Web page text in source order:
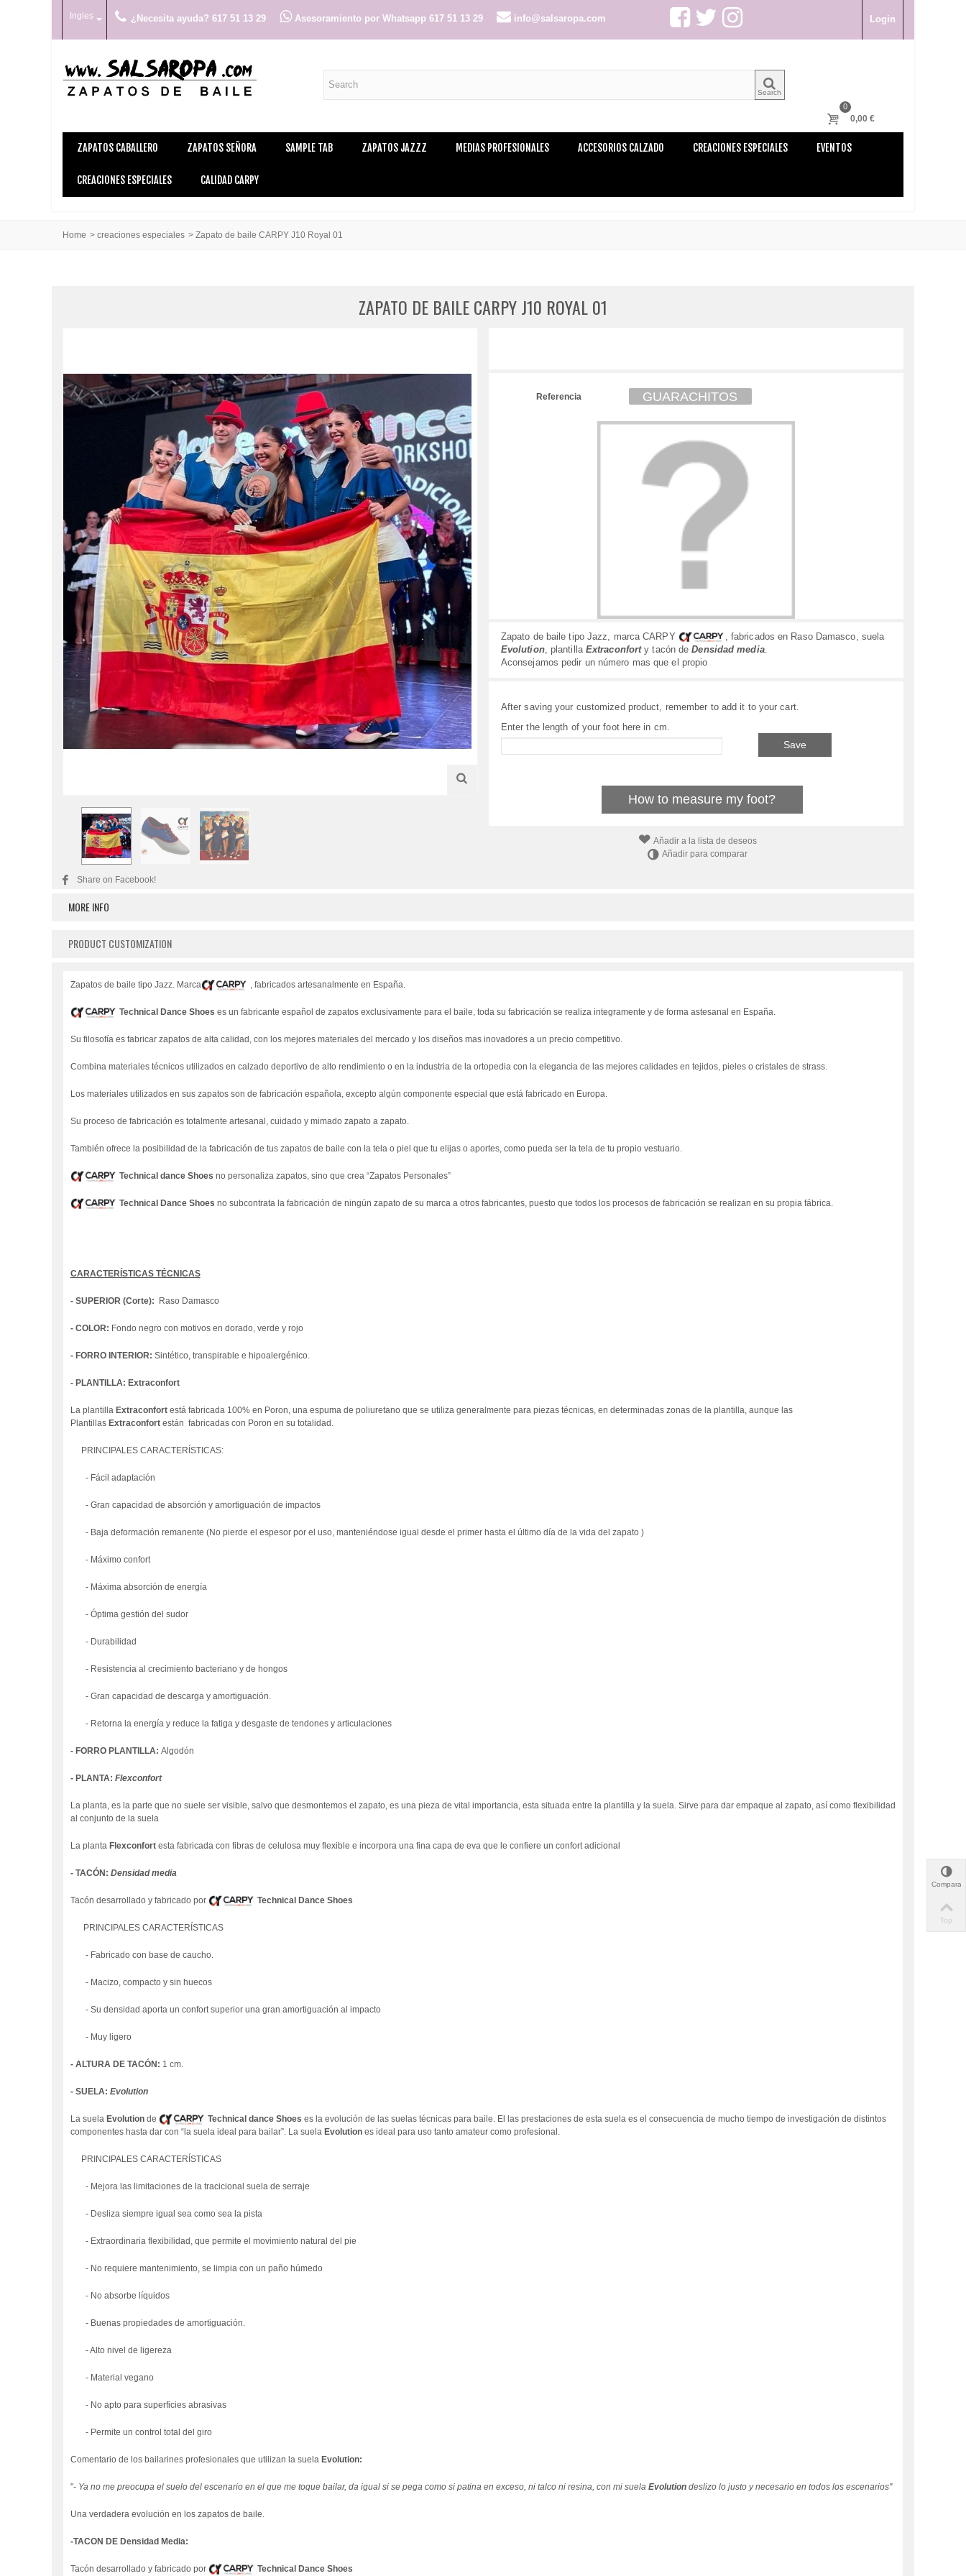
Ingles ¿Necesita ayuda? 617 51 13 29 Asesoramiento por Whatsapp 617 51 13 29 info@salsaropa.com Login
0
0,00 €
Search
ZAPATOS CABALLERO ZAPATOS SEÑORA SAMPLE TAB ZAPATOS JAZZZ MEDIAS PROFESIONALES ACCESORIOS CALZADO CREACIONES ESPECIALES EVENTOS
CREACIONES ESPECIALES CALIDAD CARPY
Home > creaciones especiales > Zapato de baile CARPY J10 Royal 01
ZAPATO DE BAILE CARPY J10 ROYAL 01
Share on Facebook!
Referencia GUARACHITOS
Zapato de baile tipo Jazz, marca CARPY
, fabricados en Raso Damasco, suela
Evolution, plantillaExtraconfort y tacón deDensidad media.
Aconsejamos pedir un número mas que el propio
After saving your customized product, remember to add it to your cart.
Enter the length of your foot here in cm.
Save
How to measure my foot?
Añadir a la lista de deseos
Añadir para comparar
MORE INFO
PRODUCT CUSTOMIZATION
Zapatos de baile tipo Jazz. Marca , fabricados artesanalmente en España.
Technical Dance Shoes es un fabricante español de zapatos exclusivamente para el baile, toda su fabricación se realiza integramente y de forma astesanal en España.
Su filosofía es fabricar zapatos de alta calidad, con los mejores materiales del mercado y los diseños mas inovadores a un precio competitivo.
Combina materiales técnicos utilizados en calzado deportivo de alto rendimiento o en la industria de la ortopedia con la elegancia de las mejores calidades en tejidos, pieles o cristales de strass.
Los materiales utilizados en sus zapatos son de fabricación española, excepto algún componente especial que está fabricado en Europa.
Su proceso de fabricación es totalmente artesanal, cuidado y mimado zapato a zapato.
También ofrece la posibilidad de la fabricación de tus zapatos de baile con la tela o piel que tu elijas o aportes, como pueda ser la tela de tu propio vestuario.
Technical dance Shoes no personaliza zapatos, sino que crea “Zapatos Personales”
Technical Dance Shoes no subcontrata la fabricación de ningún zapato de su marca a otros fabricantes, puesto que todos los procesos de fabricación se realizan en su propia fábrica.
CARACTERÍSTICAS TÉCNICAS
- SUPERIOR (Corte): Raso Damasco
- COLOR: Fondo negro con motivos en dorado, verde y rojo
- FORRO INTERIOR: Sintético, transpirable e hipoalergénico.
- PLANTILLA: Extraconfort
La plantilla Extraconfortestá fabricada 100% en Poron, una espuma de poliuretano que se utiliza generalmente para piezas técnicas, en determinadas zonas de la plantilla, aunque las
Plantillas Extraconfortestán fabricadas con Poron en su totalidad.
PRINCIPALES CARACTERÍSTICAS:
- Fácil adaptación
- Gran capacidad de absorción y amortiguación de impactos
- Baja deformación remanente (No pierde el espesor por el uso, manteniéndose igual desde el primer hasta el último día de la vida del zapato )
- Máximo confort
- Máxima absorción de energía
- Óptima gestión del sudor
- Durabilidad
- Resistencia al crecimiento bacteriano y de hongos
- Gran capacidad de descarga y amortiguación.
- Retorna la energía y reduce la fatiga y desgaste de tendones y articulaciones
- FORRO PLANTILLA: Algodón
- PLANTA: Flexconfort
La planta, es la parte que no suele ser visible, salvo que desmontemos el zapato, es una pieza de vital importancia, esta situada entre la plantilla y la suela. Sirve para dar empaque al zapato, así como flexibilidad
al conjunto de la suela
La planta Flexconfortesta fabricada con fibras de celulosa muy flexible e incorpora una fina capa de eva que le confiere un confort adicional
- TACÓN: Densidad media
Tacón desarrollado y fabricado por Technical Dance Shoes
PRINCIPALES CARACTERÍSTICAS
- Fabricado con base de caucho.
- Macizo, compacto y sin huecos
- Su densidad aporta un confort superior una gran amortiguación al impacto
- Muy ligero
- ALTURA DE TACÓN: 1 cm.
- SUELA: Evolution
La suela Evolution de Technical dance Shoes es la evolución de las suelas técnicas para baile. El las prestaciones de esta suela es el consecuencia de mucho tiempo de investigación de distintos
componentes hasta dar con “la suela ideal para bailar”. La suela Evolution es ideal para uso tanto amateur como profesional.
PRINCIPALES CARACTERÍSTICAS
- Mejora las limitaciones de la tracicional suela de serraje
- Desliza siempre igual sea como sea la pista
- Extraordinaria flexibilidad, que permite el movimiento natural del pie
- No requiere mantenimiento, se limpia con un paño húmedo
- No absorbe líquidos
- Buenas propiedades de amortiguación.
- Alto nivel de ligereza
- Material vegano
- No apto para superficies abrasivas
- Permite un control total del giro
Comentario de los bailarines profesionales que utilizan la suela Evolution:
"- Ya no me preocupa el suelo del escenario en el que me toque bailar, da igual si se pega como si patina en exceso, ni talco ni resina, con mi suela Evolution deslizo lo justo y necesario en todos los escenarios"
Una verdadera evolución en los zapatos de baile.
-TACON DE Densidad Media:
Tacón desarrollado y fabricado por Technical Dance Shoes
Comparar
Top